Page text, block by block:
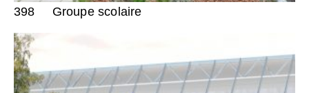
398 Groupe scolaire